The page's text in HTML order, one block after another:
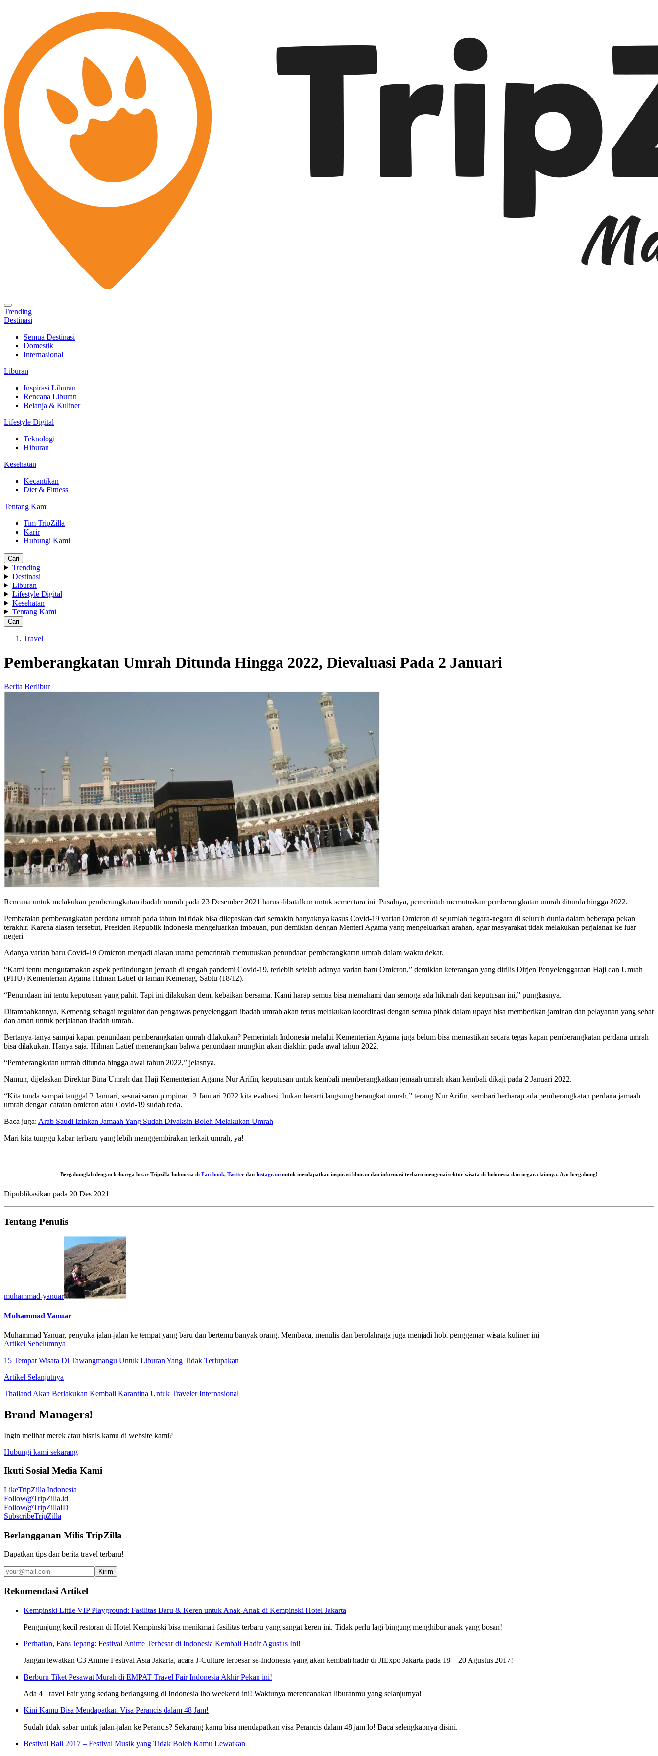
Trending
Destinasi
Semua Destinasi
Domestik
Internasional
Liburan
Inspirasi Liburan
Rencana Liburan
Belanja & Kuliner
Lifestyle Digital
Teknologi
Hiburan
Kesehatan
Kecantikan
Diet & Fitness
Tentang Kami
Tim TripZilla
Karir
Hubungi Kami
Cari
Trending
Destinasi
Liburan
Lifestyle Digital
Kesehatan
Tentang Kami
Cari
Travel
Pemberangkatan Umrah Ditunda Hingga 2022, Dievaluasi Pada 2 Januari
Berita Berlibur
Rencana untuk melakukan pemberangkatan ibadah umrah pada 23 Desember 2021 harus dibatalkan untuk sementara ini. Pasalnya, pemerintah memutuskan pemberangkatan umrah ditunda hingga 2022.
Pembatalan pemberangkatan perdana umrah pada tahun ini tidak bisa dilepaskan dari semakin banyaknya kasus Covid-19 varian Omicron di sejumlah negara-negara di seluruh dunia dalam beberapa pekan
terakhir. Karena alasan tersebut, Presiden Republik Indonesia mengeluarkan imbauan, pun demikian dengan Menteri Agama yang mengeluarkan arahan, agar masyarakat tidak melakukan perjalanan ke luar
negeri.
Adanya varian baru Covid-19 Omicron menjadi alasan utama pemerintah memutuskan penundaan pemberangkatan umrah dalam waktu dekat.
“Kami tentu mengutamakan aspek perlindungan jemaah di tengah pandemi Covid-19, terlebih setelah adanya varian baru Omicron,” demikian keterangan yang dirilis Dirjen Penyelenggaraan Haji dan Umrah
(PHU) Kementerian Agama Hilman Latief di laman Kemenag, Sabtu (18/12).
“Penundaan ini tentu keputusan yang pahit. Tapi ini dilakukan demi kebaikan bersama. Kami harap semua bisa memahami dan semoga ada hikmah dari keputusan ini,” pungkasnya.
Ditambahkannya, Kemenag sebagai regulator dan pengawas penyelenggara ibadah umrah akan terus melakukan koordinasi dengan semua pihak dalam upaya bisa memberikan jaminan dan pelayanan yang sehat
dan aman untuk perjalanan ibadah umrah.
Bertanya-tanya sampai kapan penundaan pemberangkatan umrah dilakukan? Pemerintah Indonesia melalui Kementerian Agama juga belum bisa memastikan secara tegas kapan pemberangkatan perdana umrah
bisa dilakukan. Hanya saja, Hilman Latief menerangkan bahwa penundaan mungkin akan diakhiri pada awal tahun 2022.
“Pemberangkatan umrah ditunda hingga awal tahun 2022,” jelasnya.
Namun, dijelaskan Direktur Bina Umrah dan Haji Kementerian Agama Nur Arifin, keputusan untuk kembali memberangkatkan jemaah umrah akan kembali dikaji pada 2 Januari 2022.
“Kita tunda sampai tanggal 2 Januari, sesuai saran pimpinan. 2 Januari 2022 kita evaluasi, bukan berarti langsung berangkat umrah,” terang Nur Arifin, sembari berharap ada pemberangkatan perdana jamaah
umrah dengan catatan omicron atau Covid-19 sudah reda.
Baca juga: Arab Saudi Izinkan Jamaah Yang Sudah Divaksin Boleh Melakukan Umrah
Mari kita tunggu kabar terbaru yang lebih menggembirakan terkait umrah, ya!
Bergabunglah dengan keluarga besar Tripzilla Indonesia di Facebook, Twitter dan Instagram untuk mendapatkan inspirasi liburan dan informasi terbaru mengenai sektor wisata di Indonesia dan negara lainnya. Ayo bergabung!
Dipublikasikan pada 20 Des 2021
Tentang Penulis
muhammad-yanuar
Muhammad Yanuar
Muhammad Yanuar, penyuka jalan-jalan ke tempat yang baru dan bertemu banyak orang. Membaca, menulis dan berolahraga juga menjadi hobi penggemar wisata kuliner ini.
Artikel Sebelumnya
15 Tempat Wisata Di Tawangmangu Untuk Liburan Yang Tidak Terlupakan
Artikel Selanjutnya
Thailand Akan Berlakukan Kembali Karantina Untuk Traveler Internasional
Brand Managers!
Ingin melihat merek atau bisnis kamu di website kami?
Hubungi kami sekarang
Ikuti Sosial Media Kami
LikeTripZilla Indonesia
Follow@TripZilla.id
Follow@TripZillaID
SubscribeTripZilla
Berlangganan Milis TripZilla
Dapatkan tips dan berita travel terbaru!
Kirim
Rekomendasi Artikel
Kempinski Little VIP Playground: Fasilitas Baru & Keren untuk Anak-Anak di Kempinski Hotel Jakarta
Pengunjung kecil restoran di Hotel Kempinski bisa menikmati fasilitas terbaru yang sangat keren ini. Tidak perlu lagi bingung menghibur anak yang bosan!
Perhatian, Fans Jepang: Festival Anime Terbesar di Indonesia Kembali Hadir Agustus Ini!
Jangan lewatkan C3 Anime Festival Asia Jakarta, acara J-Culture terbesar se-Indonesia yang akan kembali hadir di JIExpo Jakarta pada 18 – 20 Agustus 2017!
Berburu Tiket Pesawat Murah di EMPAT Travel Fair Indonesia Akhir Pekan ini!
Ada 4 Travel Fair yang sedang berlangsung di Indonesia lho weekend ini! Waktunya merencanakan liburanmu yang selanjutnya!
Kini Kamu Bisa Mendapatkan Visa Perancis dalam 48 Jam!
Sudah tidak sabar untuk jalan-jalan ke Perancis? Sekarang kamu bisa mendapatkan visa Perancis dalam 48 jam lo! Baca selengkapnya disini.
Bestival Bali 2017 – Festival Musik yang Tidak Boleh Kamu Lewatkan